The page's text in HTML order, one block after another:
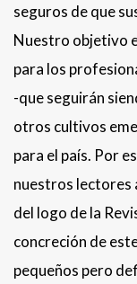
seguros de que
Nuestro objetivo
para los
-que seguirán
otros cultivos
para el país. Por
nuestros lectores
del logo de la
concreción de
pequeños pero